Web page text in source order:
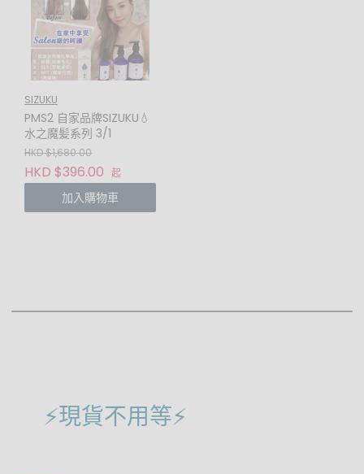
SIZUKU
PMS2 自家品牌SIZUKU💧
水之魔髪系列 3/1
HKD $1,680.00
HKD $396.00 起
加入購物車
⚡️現貨不用等⚡️